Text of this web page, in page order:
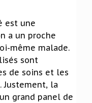
est une
a un proche
même malade.
sont
de soins et les
Justement, la
grand panel de